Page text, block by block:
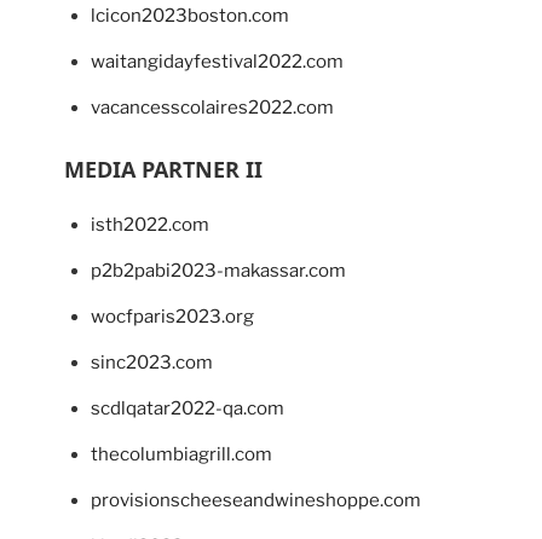
lcicon2023boston.com
waitangidayfestival2022.com
vacancesscolaires2022.com
MEDIA PARTNER II
isth2022.com
p2b2pabi2023-makassar.com
wocfparis2023.org
sinc2023.com
scdlqatar2022-qa.com
thecolumbiagrill.com
provisionscheeseandwineshoppe.com